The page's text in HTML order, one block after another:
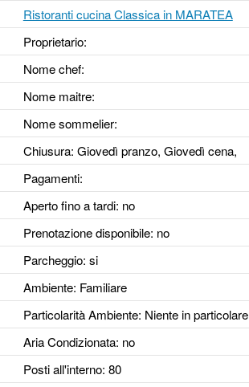
Ristoranti cucina Classica in MARATEA
Proprietario:
Nome chef:
Nome maitre:
Nome sommelier:
Chiusura: Giovedì pranzo, Giovedì cena,
Pagamenti:
Aperto fino a tardi: no
Prenotazione disponibile: no
Parcheggio: si
Ambiente: Familiare
Particolarità Ambiente: Niente in particolare
Aria Condizionata: no
Posti all'interno: 80